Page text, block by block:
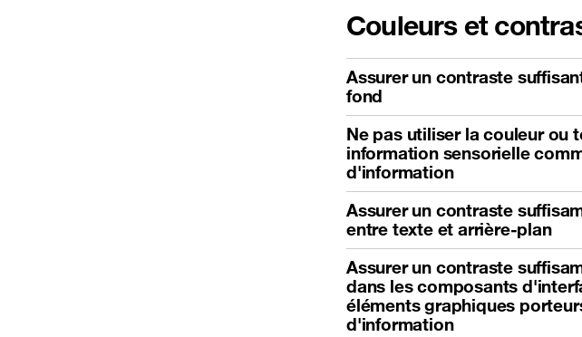
Couleurs et
Assurer un contraste
fond
Ne pas utiliser la couleur ou
information sensorielle
d'information
Assurer un contraste
entre texte et arrière-plan
Assurer un contraste
dans les composants
éléments graphiques
d'information